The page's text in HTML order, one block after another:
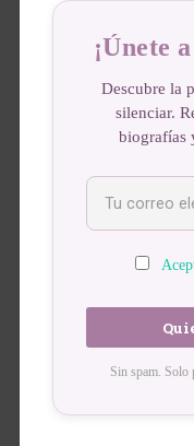
¡Únete
Descubre la
silenciar.
biografías
Sin spam. Solo